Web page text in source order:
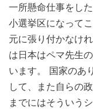
一所懸命仕事をし
小選挙区になって
元に張り付かなけ
は日本はペマ先生
います。 国家のあ
して、また自らの
までにはそういう